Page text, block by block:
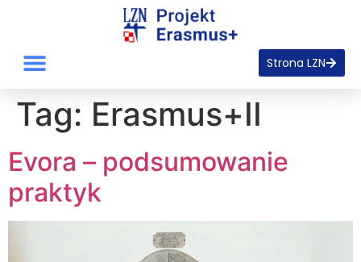
Strona LZN
Tag: Erasmus+II
Evora – podsumowanie
praktyk